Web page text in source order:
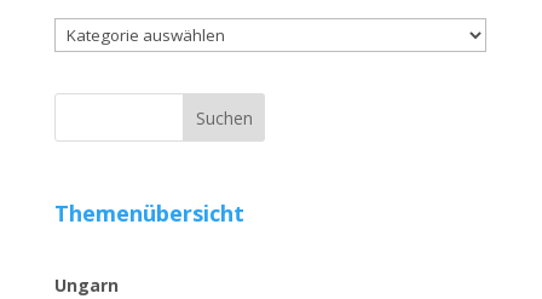
Kategorien
Themenübersicht
Ungarn